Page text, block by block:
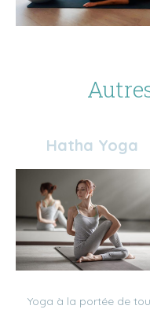
Hatha Yoga
Yoga à la portée de